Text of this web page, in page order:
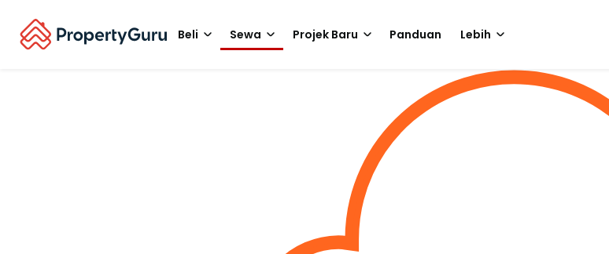
Beli Sewa Projek Baru Panduan Lebih